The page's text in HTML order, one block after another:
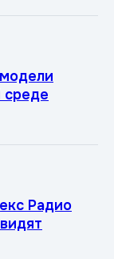
среде
Радио